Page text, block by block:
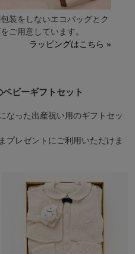
装をしないエコバッグとク
ご用意しています。
ラッピングはこちら »
ビーギフトセット
なった出産祝い用のギフトセッ
プレゼントにご利用いただけま